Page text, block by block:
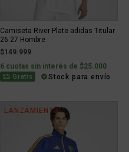
Camiseta River Plate adidas Titular
26 27 Hombre
$149.999
6 cuotas sin interés de $25.000
Gratis Stock para envío
LANZAMIENTO